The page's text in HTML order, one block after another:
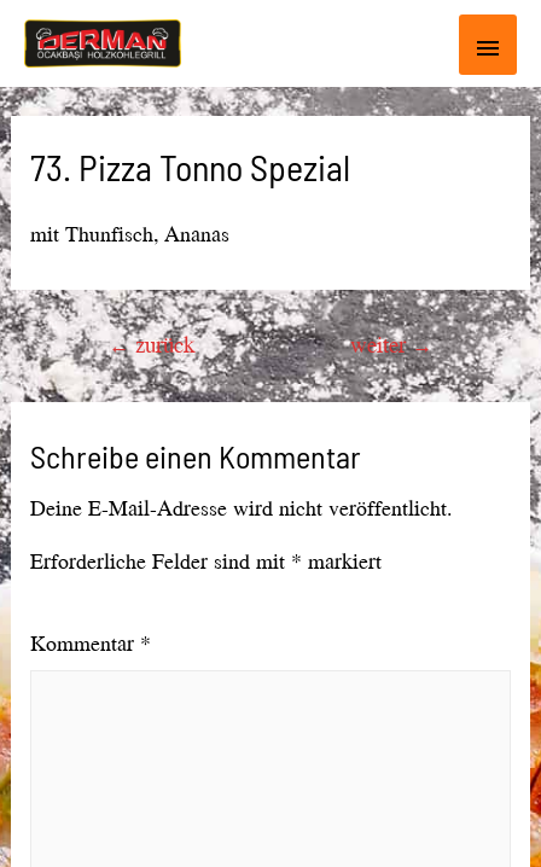
73. Pizza Tonno Spezial
mit Thunfisch, Ananas
Beitragsnavigation
←zurück weiter→
Schreibe einen Kommentar
Deine E-Mail-Adresse wird nicht veröffentlicht.
Erforderliche Felder sind mit * markiert
Kommentar *